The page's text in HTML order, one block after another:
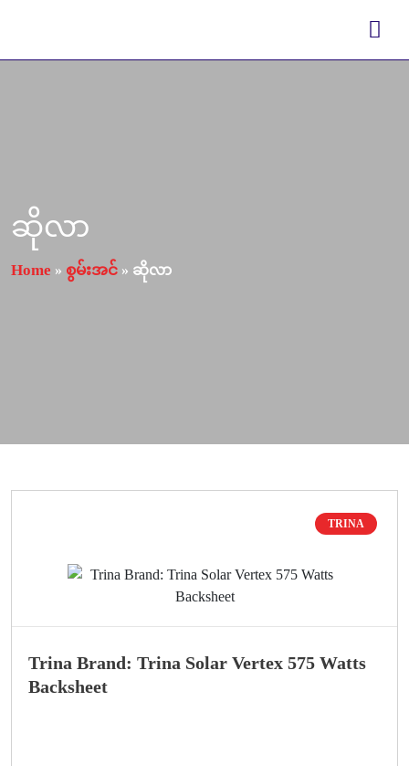
ဆိုလာ
Home » စွမ်းအင် » ဆိုလာ
TRINA
Trina Brand: Trina Solar Vertex 575 Watts
Backsheet